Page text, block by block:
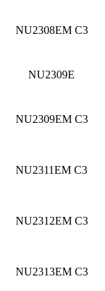
NU2308EM C3
NU2309E
NU2309EM C3
NU2311EM C3
NU2312EM C3
NU2313EM C3